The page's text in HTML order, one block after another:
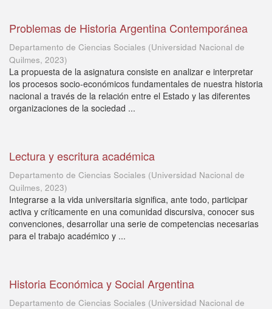
Problemas de Historia Argentina Contemporánea
Departamento de Ciencias Sociales (Universidad Nacional de
Quilmes, 2023)
La propuesta de la asignatura consiste en analizar e interpretar
los procesos socio-económicos fundamentales de nuestra historia
nacional a través de la relación entre el Estado y las diferentes
organizaciones de la sociedad ...
Lectura y escritura académica
Departamento de Ciencias Sociales (Universidad Nacional de
Quilmes, 2023)
Integrarse a la vida universitaria significa, ante todo, participar
activa y críticamente en una comunidad discursiva, conocer sus
convenciones, desarrollar una serie de competencias necesarias
para el trabajo académico y ...
Historia Económica y Social Argentina
Departamento de Ciencias Sociales (Universidad Nacional de